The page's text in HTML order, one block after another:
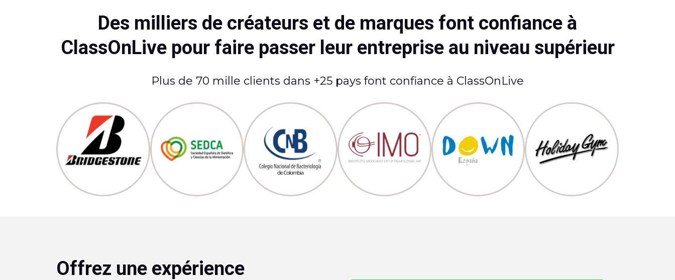
Des milliers de créateurs et de marques font confiance à
ClassOnLive pour faire passer leur entreprise au niveau supérieur
Plus de 70 mille clients dans +25 pays font confiance à ClassOnLive
Offrez une expérience